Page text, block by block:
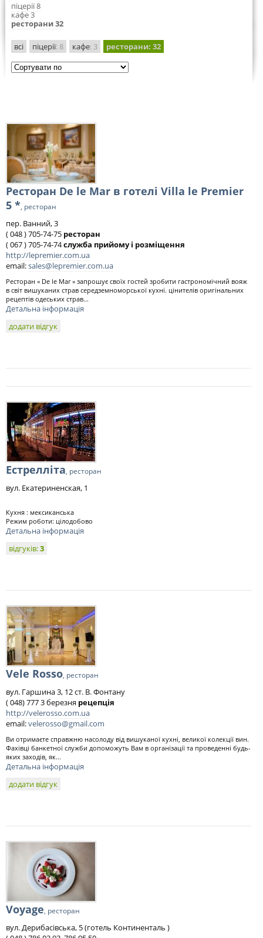
піцерії 8
кафе 3
ресторани 32
всі піцерії: 8 кафе: 3 ресторани: 32
Ресторан De le Mar в готелі Villa le Premier
5 *, ресторан
пер. Ванний, 3
( 048 ) 705-74-75 ресторан
( 067 ) 705-74-74служба прийому і розміщення
http://lepremier.com.ua
email:sales@lepremier.com.ua
Ресторан « De le Mar » запрошує своїх гостей зробити гастрономічний вояж
в світ вишуканих страв середземноморської кухні. цінителів оригінальних
рецептів одеських страв...
Детальна інформація
додати відгук
Естрелліта, ресторан
вул. Екатериненская, 1
Кухня : мексиканська
Режим роботи: цілодобово
Детальна інформація
відгуків:3
Vele Rosso, ресторан
вул. Гаршина 3, 12 ст. В. Фонтану
( 048) 777 3 березня рецепція
http://velerosso.com.ua
email:velerosso@gmail.com
Ви отримаєте справжню насолоду від вишуканої кухні, великої колекції вин.
Фахівці банкетної служби допоможуть Вам в організації та проведенні будь-
яких заходів, як...
Детальна інформація
додати відгук
Voyage, ресторан
вул. Дерибасівська, 5 (готель Континенталь )